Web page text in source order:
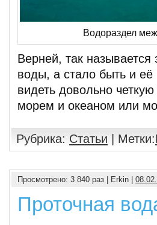
Водораздел
Верней, так называется
воды, а стало быть и
видеть довольно
морем и океаном или
Рубрика: Статьи | Метки:
Просмотрено: 3 840 раз | Erkin |
Проточная